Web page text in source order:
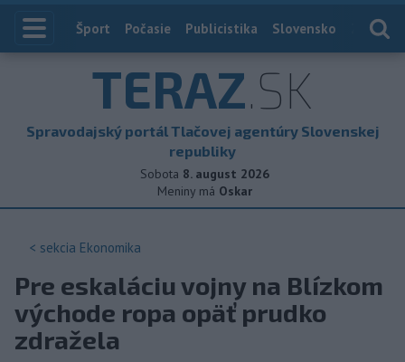
Index
Šport Počasie Publicistika Slovensko
TERAZ.SK
Spravodajský portál Tlačovej agentúry Slovenskej
republiky
Sobota 8. august 2026
Meniny má Oskar
< sekcia Ekonomika
Pre eskaláciu vojny na Blízkom
východe ropa opäť prudko
zdražela